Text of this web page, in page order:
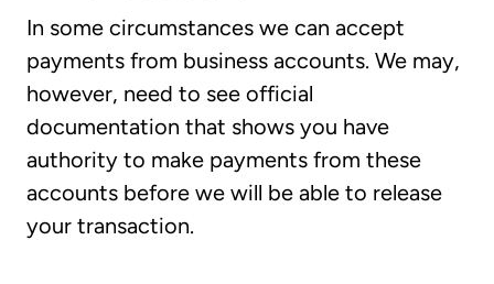
In some circumstances we can accept
payments from business accounts. We may,
however, need to see official
documentation that shows you have
authority to make payments from these
accounts before we will be able to release
your transaction.